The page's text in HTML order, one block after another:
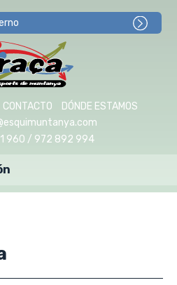
CONTACTO
DÓNDE ESTAMOS
960 / 972 892 994